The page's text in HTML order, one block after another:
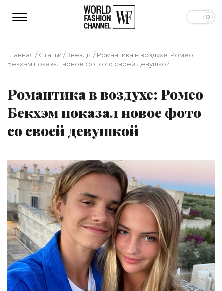
Главная /Статьи /Звёзды /Романтика в воздухе: Ромео
Бекхэм показал новое фото со своей девушкой
Романтика в воздухе: Ромео
Бекхэм показал новое фото
со своей девушкой